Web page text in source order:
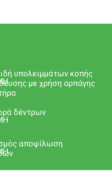
υπολειμμάτων κοπής
με χρήση αρπάγης
δέντρων
αποψίλωση